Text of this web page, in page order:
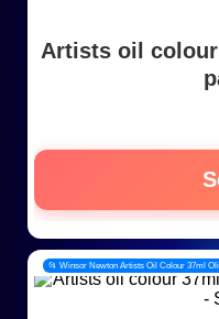
Artists oil
📂 Winsor Newton Artists Oil Colour 37ml